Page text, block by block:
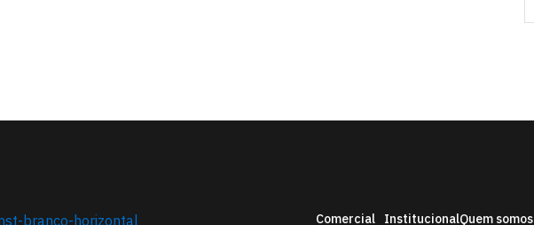
Comercial InstitucionalQuem somos